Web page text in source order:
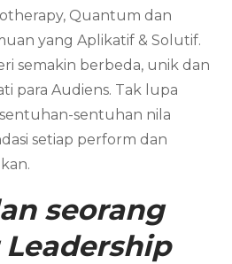
Quantum dan
yang Aplikatif & Solutif.
semakin berbeda, unik dan
para Audiens. Tak lupa
sentuhan nila
setiap perform dan
seorang